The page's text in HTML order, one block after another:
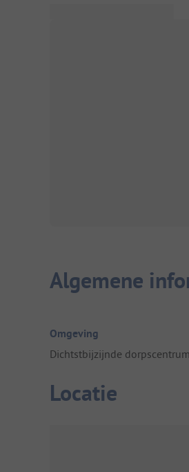
Algemene
Omgeving
Dichtstbijzijnde
Locatie